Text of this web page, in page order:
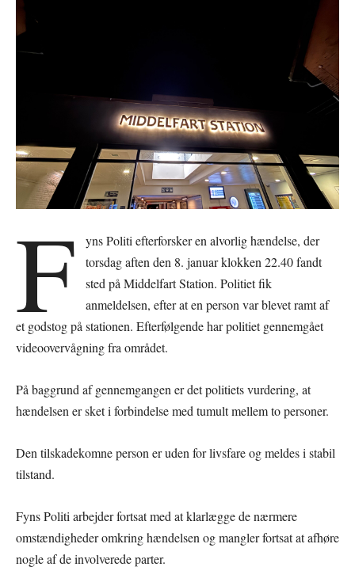
F
yns Politi efterforsker en alvorlig hændelse, der
torsdag aften den 8. januar klokken 22.40 fandt
sted på Middelfart Station. Politiet fik
anmeldelsen, efter at en person var blevet ramt af
et godstog på stationen. Efterfølgende har politiet gennemgået
videoovervågning fra området.
På baggrund af gennemgangen er det politiets vurdering, at
hændelsen er sket i forbindelse med tumult mellem to personer.
Den tilskadekomne person er uden for livsfare og meldes i stabil
tilstand.
Fyns Politi arbejder fortsat med at klarlægge de nærmere
omstændigheder omkring hændelsen og mangler fortsat at afhøre
nogle af de involverede parter.